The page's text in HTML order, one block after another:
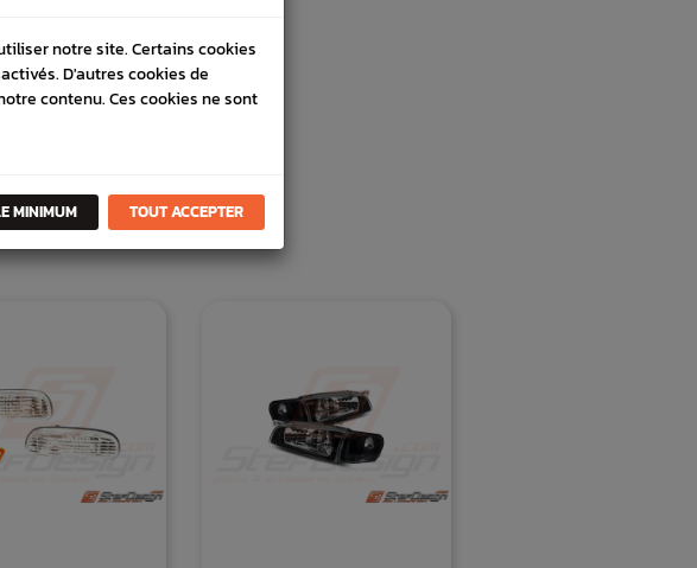
notre site. Certains cookies
D'autres cookies de
contenu. Ces cookies ne sont
MINIMUM TOUT ACCEPTER